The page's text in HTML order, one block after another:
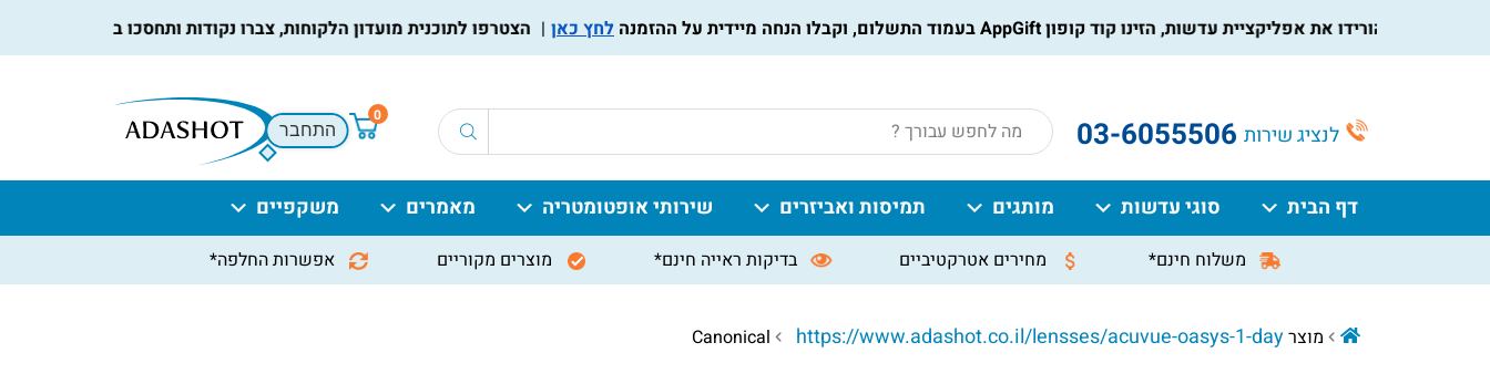
הורידו את אפליקציית עדשות, הזינו קוד קופון AppGift בעמוד התשלום, וקבלו הנחה מיידית על ההזמנה לחץ כאן הצטרפו לתוכנית מועדון הלקוחות, צברו נקודות ותחסכו בקניות הבאות,
לנציג שירות 03-6055506
Products
search
0
התחבר
דף הבית סוגי עדשות מותגים תמיסות ואביזרים שירותי אופטומטריה מאמרים משקפיים
משלוח חינם* מחירים אטרקטיביים בדיקות ראייה חינם* מוצרים מקוריים אפשרות החלפה*
מוצר Canonicalhttps://www.adashot.co.il/lensses/acuvue-oasys-1-day